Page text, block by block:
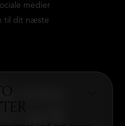
medier
til dit næste
vores
og få